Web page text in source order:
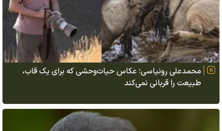
محمدعلی رونیاسی؛ عکاس حیات‌وحشی که برای یک قاب،
طبیعت را قربانی نمی‌کند